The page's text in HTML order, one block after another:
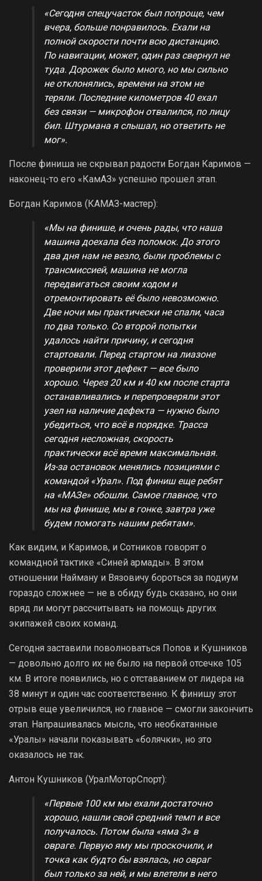
«Сегодня спецучасток был попроще, чем
вчера, больше понравилось. Ехали на
полной скорости почти всю дистанцию.
По навигации, может, один раз свернул не
туда. Дорожек было много, но мы сильно
не отклонялись, времени на этом не
теряли. Последние километров 40 ехал
без связи — микрофон отвалился, по лицу
бил. Штурмана я слышал, но ответить не
мог».
После финиша не скрывал радости Богдан Каримов —
наконец-то его «КамАЗ» успешно прошел этап.
Богдан Каримов (КАМАЗ-мастер):
«Мы на финише, и очень рады, что наша
машина доехала без поломок. До этого
два дня нам не везло, были проблемы с
трансмиссией, машина не могла
передвигаться своим ходом и
отремонтировать её было невозможно.
Две ночи мы практически не спали, часа
по два только. Со второй попытки
удалось найти причину, и сегодня
стартовали. Перед стартом на лиазоне
проверили этот дефект — все было
хорошо. Через 20 км и 40 км после старта
останавливались и перепроверяли этот
узел на наличие дефекта — нужно было
убедиться, что всё в порядке. Трасса
сегодня несложная, скорость
практически всё время максимальная.
Из-за остановок менялись позициями с
командой «Урал». Под финиш еще ребят
на «МАЗе» обошли. Самое главное, что
мы на финише, мы в гонке, завтра уже
будем помогать нашим ребятам».
Как видим, и Каримов, и Сотников говорят о
командной тактике «Синей армады». В этом
отношении Найману и Вязовичу бороться за подиум
гораздо сложнее — не в обиду будь сказано, но они
вряд ли могут рассчитывать на помощь других
экипажей своих команд.
Сегодня заставили поволноваться Попов и Кушников
— довольно долго их не было на первой отсечке 105
км. В итоге появились, но с отставанием от лидера на
38 минут и один час соответственно. К финишу этот
отрыв еще увеличился, но главное — смогли закончить
этап. Напрашивалась мысль, что необкатанные
«Уралы» начали показывать «болячки», но это
оказалось не так.
Антон Кушников (УралМоторСпорт):
«Первые 100 км мы ехали достаточно
хорошо, нашли свой средний темп и все
получалось. Потом была «яма 3» в
овраге. Первую яму мы проскочили, и
точка как будто бы взялась, но овраг
был только за ней, и мы влетели в него